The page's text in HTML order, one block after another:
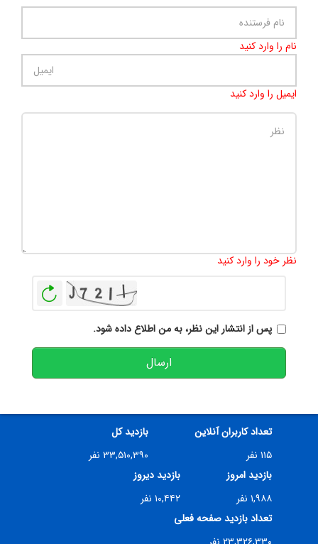
نام را وارد کنید
ایمیل را وارد کنید
نظر خود را وارد کنید
پس از انتشار این نظر، به من اطلاع داده شود.
ارسال
تعداد کاربران آنلاین
۱۱۵ نفر
بازدید کل
۳۳,۵۱۰,۳۹۰ نفر
بازدید امروز
۱,۹۸۸ نفر
بازدید دیروز
۱۰,۴۴۲ نفر
تعداد بازدید صفحه فعلی